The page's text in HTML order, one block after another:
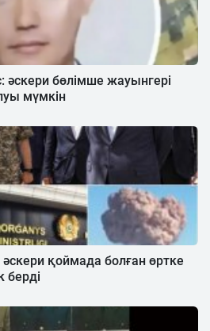
бөлімше жауынгері
мүмкін
әскери қоймада болған өртке
берді